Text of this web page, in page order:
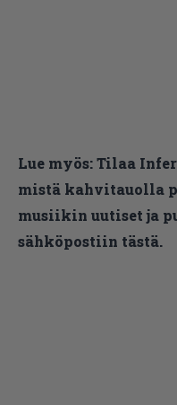
Lue myös:Tilaa
mistä kahvitauolla
musiikin uutiset ja
sähköpostiin tästä.